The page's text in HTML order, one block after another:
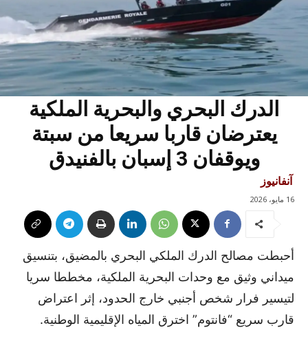
الدرك البحري والبحرية الملكية
يعترضان قاربا سريعا من سبتة
ويوقفان 3 إسبان بالفنيدق
آنفانيوز
16 مايو، 2026
أحبطت مصالح الدرك الملكي البحري بالمضيق، بتنسيق
ميداني وثيق مع وحدات البحرية الملكية، مخططا سريا
لتيسير فرار شخص أجنبي خارج الحدود، إثر اعتراض
قارب سريع “فانتوم” اخترق المياه الإقليمية الوطنية.